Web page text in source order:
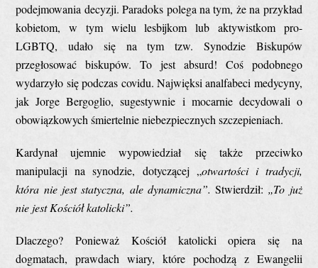
podejmowania decyzji. Paradoks polega na tym, że na przykład
kobietom, w tym wielu lesbijkom lub aktywistkom pro-
LGBTQ, udało się na tym tzw. Synodzie Biskupów
przegłosować biskupów. To jest absurd! Coś podobnego
wydarzyło się podczas covidu. Najwięksi analfabeci medycyny,
jak Jorge Bergoglio, sugestywnie i mocarnie decydowali o
obowiązkowych śmiertelnie niebezpiecznych szczepieniach.
Kardynał ujemnie wypowiedział się także przeciwko
manipulacji na synodzie, dotyczącej „otwartości i tradycji,
która nie jest statyczna, ale dynamiczna”.Stwierdził: „To już
nie jest Kościół katolicki”.
Dlaczego? Ponieważ Kościół katolicki opiera się na
dogmatach, prawdach wiary, które pochodzą z Ewangelii